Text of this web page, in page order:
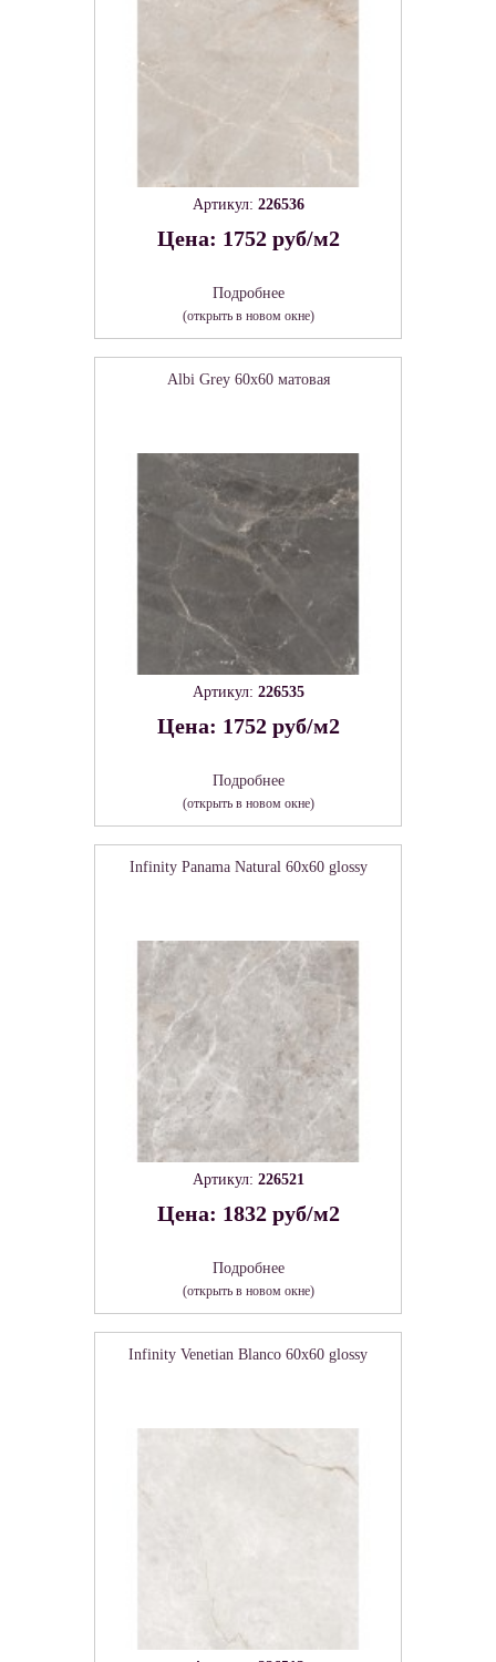
Артикул: 226536
Цена: 1752 руб/м2
Подробнее
(открыть в новом окне)
Albi Grey 60х60 матовая
Артикул: 226535
Цена: 1752 руб/м2
Подробнее
(открыть в новом окне)
Infinity Panama Natural 60х60 glossy
Артикул: 226521
Цена: 1832 руб/м2
Подробнее
(открыть в новом окне)
Infinity Venetian Blanco 60х60 glossy